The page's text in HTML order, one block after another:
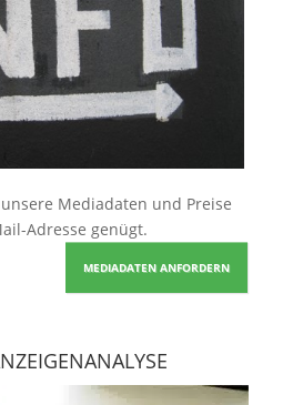
Mediadaten und Preise
Adresse genügt.
MEDIADATEN ANFORDERN